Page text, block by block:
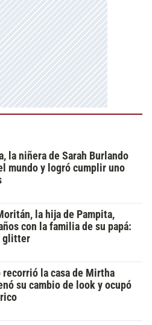
la niñera de Sarah Burlando
mundo y logró cumplir uno
la hija de Pampita,
con la familia de su papá:
glitter
recorrió la casa de Mirtha
su cambio de look y ocupó